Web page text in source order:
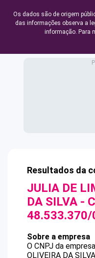
Os dados são de origem
das informações observa a
informação. Para
Resultados da
JULIA DE
DA SILVA -
Sobre a empresa
O CNPJ da empresa
OLIVEIRA DA SILVA